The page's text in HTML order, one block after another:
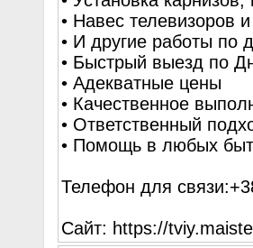
• Навес телевизоров
• И другие работы по
• Быстрый выезд по
• Адекватные цены
• Качественное
• Ответственный
• Помощь в любых
Телефон для
Сайт: https://